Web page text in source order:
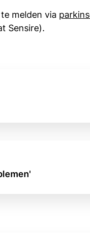
melden via
Sensire).